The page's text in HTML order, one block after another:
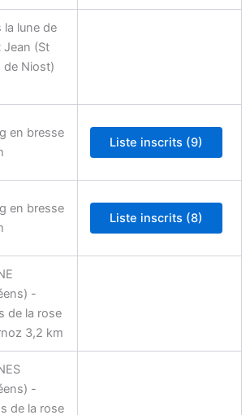
la lune de
Jean (St
de Niost)
en bresse
en bresse
-
de la rose
3,2 km
-
de la rose